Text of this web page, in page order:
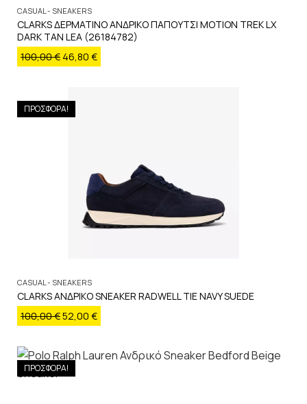
CASUAL - SNEAKERS
CLARKS ΔΕΡΜΑΤΙΝΟ ΑΝΔΡΙΚΟ ΠΑΠΟΥΤΣΙ MOTION TREK LX
DARK TAN LEA (26184782)
100,00€ 46,80 €
ΠΡΟΣΦΟΡΑ!
CASUAL - SNEAKERS
CLARKS ΑΝΔΡΙΚΟ SNEAKER RADWELL TIE NAVY SUEDE
100,00€52,00 €
ΠΡΟΣΦΟΡΑ!